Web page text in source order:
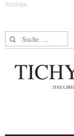
Suche nach: